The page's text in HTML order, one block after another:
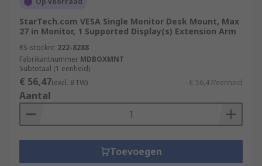
StarTech.com VESA Single Monitor Desk Mount, Max
27 in Monitor, 1 Supported Display(s) Extension Arm
RS-stocknr. 222-8288
Fabrikantnummer MDBOXMNT
Subtotaal (1 eenheid)
€ 56,47(excl. BTW) € 56,47/eenheid
Aantal
Toevoegen